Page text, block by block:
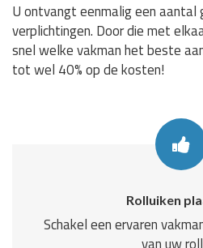
U ontvangt eenmalig een
verplichtingen. Door die met
snel welke vakman het beste
tot wel 40% op de kosten!
Rolluiken
Schakel een ervaren